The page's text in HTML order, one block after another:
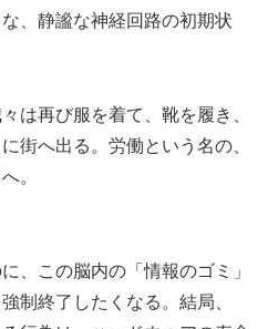
、静謐な神経回路の初期状
は再び服を着て、靴を履き、
街へ出る。労働という名の、
。
、この脳内の「情報のゴミ」
制終了したくなる。結局、